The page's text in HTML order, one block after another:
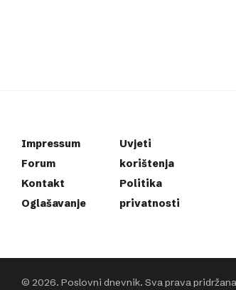
Impressum
Forum
Kontakt
Oglašavanje
Uvjeti
korištenja
Politika
privatnosti
© 2026. Poslovni dnevnik. Sva prava